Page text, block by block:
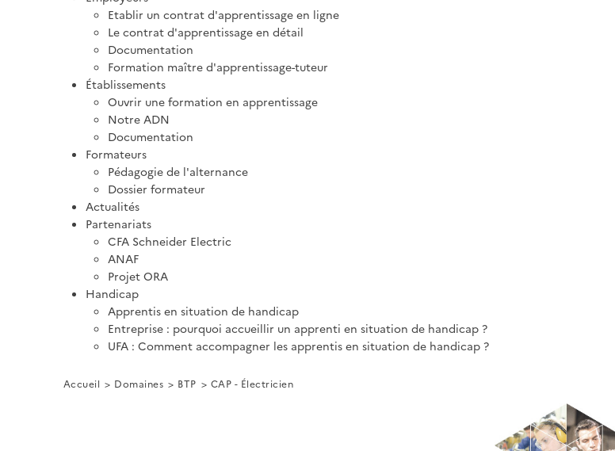
Etablir un contrat d'apprentissage en ligne
Le contrat d'apprentissage en détail
Documentation
Formation maître d'apprentissage-tuteur
Établissements
Ouvrir une formation en apprentissage
Notre ADN
Documentation
Formateurs
Pédagogie de l'alternance
Dossier formateur
Actualités
Partenariats
CFA Schneider Electric
ANAF
Projet ORA
Handicap
Apprentis en situation de handicap
Entreprise : pourquoi accueillir un apprenti en situation de handicap ?
UFA : Comment accompagner les apprentis en situation de handicap ?
Accueil Domaines BTP CAP - Électricien